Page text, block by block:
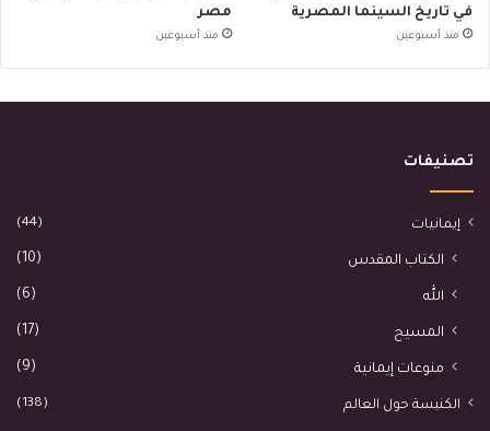
في تاريخ السينما المصرية
منذ أسبوعين
مصر
منذ أسبوعين
تصنيفات
إيمانيات (44)
الكتاب المقدس (10)
الله (6)
المسيح (17)
منوعات إيمانية (9)
الكنيسة حول العالم (138)